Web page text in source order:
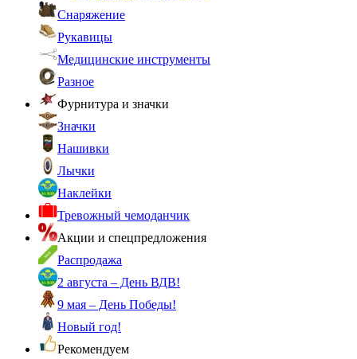
Снаряжение
Рукавицы
Медицинские инструменты
Разное
Фурнитура и значки
Значки
Нашивки
Лычки
Наклейки
Тревожный чемоданчик
Акции и спецпредложения
Распродажа
2 августа – День ВДВ!
9 мая – День Победы!
Новый год!
Рекомендуем